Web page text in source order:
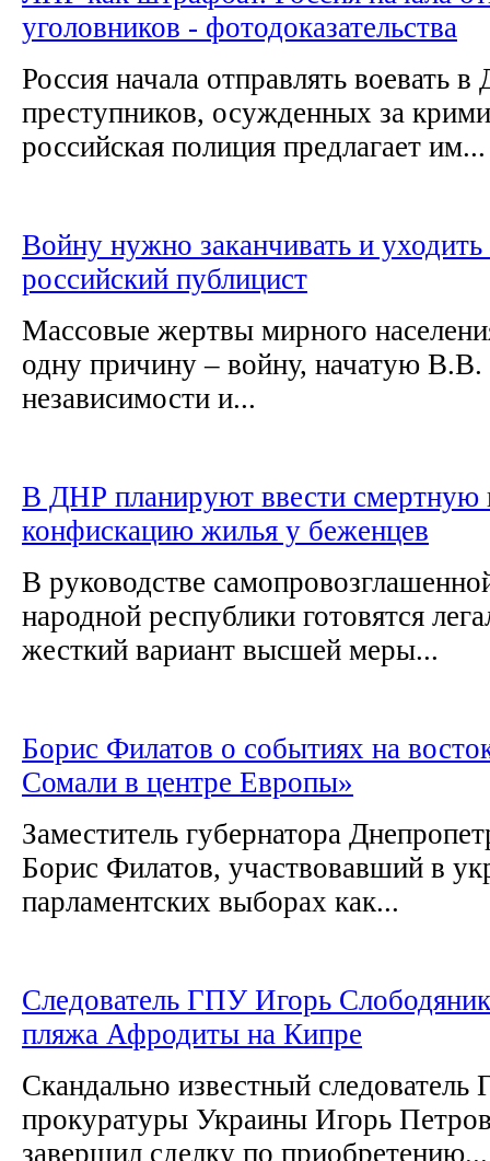
уголовников - фотодоказательства
Россия начала отправлять воевать в
преступников, осужденных за
российская полиция предлагает им...
Войну нужно заканчивать и
российский публицист
Массовые жертвы мирного
одну причину – войну, начатую
независимости и...
В ДНР планируют ввести смертную
конфискацию жилья у беженцев
В руководстве
народной республики готовятся
жесткий вариант высшей меры...
Борис Филатов о событиях на
Сомали в центре Европы»
Заместитель губернатора
Борис Филатов, участвовавший в
парламентских выборах как...
Следователь ГПУ Игорь
пляжа Афродиты на Кипре
Скандально известный следователь
прокуратуры Украины Игорь
завершил сделку по приобретению...